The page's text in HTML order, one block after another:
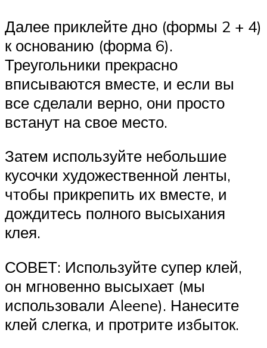
Далее приклейте дно (формы 2 + 4)
к основанию (форма 6).
Треугольники прекрасно
вписываются вместе, и если вы
все сделали верно, они просто
встанут на свое место.
Затем используйте небольшие
кусочки художественной ленты,
чтобы прикрепить их вместе, и
дождитесь полного высыхания
клея.
СОВЕТ: Используйте супер клей,
он мгновенно высыхает (мы
использовали Aleene). Нанесите
клей слегка, и протрите избыток.